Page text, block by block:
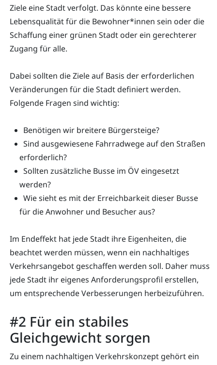
Ziele eine Stadt verfolgt. Das könnte eine bessere
Lebensqualität für die Bewohner*innen sein oder die
Schaffung einer grünen Stadt oder ein gerechterer
Zugang für alle.
Dabei sollten die Ziele auf Basis der erforderlichen
Veränderungen für die Stadt definiert werden.
Folgende Fragen sind wichtig:
Benötigen wir breitere Bürgersteige?
Sind ausgewiesene Fahrradwege auf den Straßen
erforderlich?
Sollten zusätzliche Busse im ÖV eingesetzt
werden?
Wie sieht es mit der Erreichbarkeit dieser Busse
für die Anwohner und Besucher aus?
Im Endeffekt hat jede Stadt ihre Eigenheiten, die
beachtet werden müssen, wenn ein nachhaltiges
Verkehrsangebot geschaffen werden soll. Daher muss
jede Stadt ihr eigenes Anforderungsprofil erstellen,
um entsprechende Verbesserungen herbeizuführen.
#2 Für ein stabiles
Gleichgewicht sorgen
Zu einem nachhaltigen Verkehrskonzept gehört ein